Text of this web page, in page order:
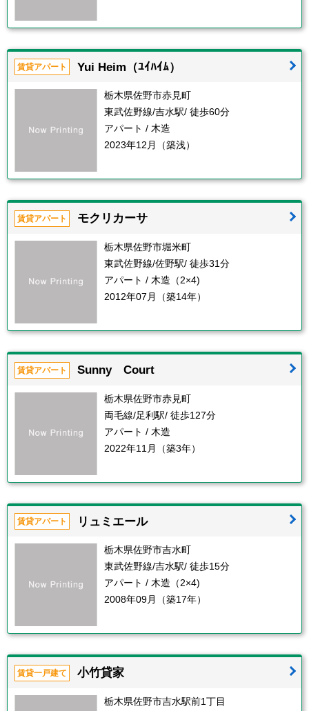
賃貸アパート Yui Heim（ﾕｲﾊｲﾑ）
栃木県佐野市赤見町
東武佐野線/吉水駅/ 徒歩60分
アパート / 木造
2023年12月（築浅）
賃貸アパート モクリカーサ
栃木県佐野市堀米町
東武佐野線/佐野駅/ 徒歩31分
アパート / 木造（2×4)
2012年07月（築14年）
賃貸アパート Sunny Court
栃木県佐野市赤見町
両毛線/足利駅/ 徒歩127分
アパート / 木造
2022年11月（築3年）
賃貸アパート リュミエール
栃木県佐野市吉水町
東武佐野線/吉水駅/ 徒歩15分
アパート / 木造（2×4)
2008年09月（築17年）
賃貸一戸建て 小竹貸家
栃木県佐野市吉水駅前1丁目